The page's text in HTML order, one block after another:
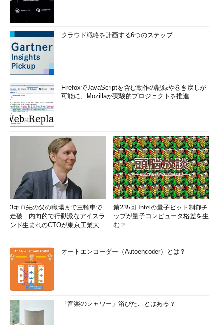
クラウド戦略を計画する6つのステップ
FirefoxでJavaScriptを含む動作の記録や巻き戻しが
可能に、Mozillaが実験的プロジェクトを推進
3キロ先の父の職場まで三輪車で
走破 内向的で行動派なアイスラ
ンド生まれのCTOが東京工業大学
第235回 Intelの量子ビット制御チ
ップが量子コンピュータ格差を生
む？
オートエンコーダー（Autoencoder）とは？
「音楽のシャワー」浴びたことはある？